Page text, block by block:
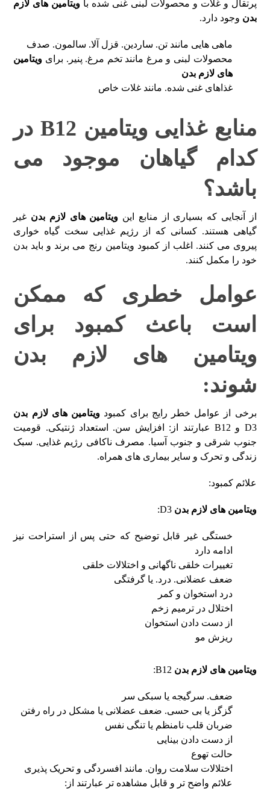
پرتقال و غلات و محصولات لبنی غنی شده با ویتامین های لازم
بدن وجود دارد.
ماهی هایی مانند تن. ساردین. قزل آلا. سالمون. صدف
محصولات لبنی و مرغ مانند تخم مرغ. پنیر. برای ویتامین
های لازم بدن
غذاهای غنی شده. مانند غلات خاص
منابع غذایی ویتامین B12 در
کدام گیاهان موجود می
باشد؟
از آنجایی که بسیاری از منابع این ویتامین های لازم بدن غیر
گیاهی هستند. کسانی که از رژیم غذایی سخت گیاه خواری
پیروی می کنند. اغلب از کمبود ویتامین رنج می برند و باید بدن
خود را مکمل کنند.
عوامل خطری که ممکن
است باعث کمبود برای
ویتامین های لازم بدن
شوند:
برخی از عوامل خطر رایج برای کمبود ویتامین های لازم بدن
D3 و B12 عبارتند از: افزایش سن. استعداد ژنتیکی. قومیت
جنوب شرقی و جنوب آسیا. مصرف ناکافی رژیم غذایی. سبک
زندگی و تحرک و سایر بیماری های همراه.
علائم کمبود:
ویتامین های لازم بدن D3:
خستگی غیر قابل توضیح که حتی پس از استراحت نیز
ادامه دارد
تغییرات خلقی ناگهانی و اختلالات خلقی
ضعف عضلانی. درد. یا گرفتگی
درد استخوان و کمر
اختلال در ترمیم زخم
از دست دادن استخوان
ریزش مو
ویتامین های لازم بدن
ضعف. سرگیجه یا سبکی سر
گزگز یا بی حسی. ضعف عضلانی یا مشکل در راه رفتن
ضربان قلب نامنظم یا تنگی نفس
از دست دادن بینایی
حالت تهوع
اختلالات سلامت روان. مانند افسردگی و تحریک پذیری
علائم واضح تر و قابل مشاهده تر عبارتند از: